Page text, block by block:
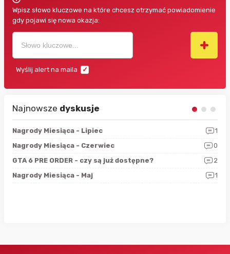
Wpisz słowo kluczowe na które chcesz otrzymać powiadomienie
gdy pojawi się nowa okazja:
Wyślij alert na maila
Najnowsze dyskusje
Nagrody Miesiąca - Lipiec
1
Nagrody Miesiąca - Czerwiec
0
GTA 6 PRE ORDER - czy są już dostępne?
2
Nagrody Miesiąca - Maj
1